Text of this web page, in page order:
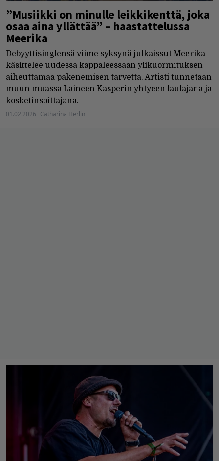
”Musiikki on minulle leikkikenttä, joka
osaa aina yllättää” – haastattelussa
Meerika
Debyyttisinglensä viime syksynä julkaissut Meerika
käsittelee uudessa kappaleessaan ylikuormituksen
aiheuttamaa pakenemisen tarvetta. Artisti tunnetaan
muun muassa Laineen Kasperin yhtyeen laulajana ja
kosketinsoittajana.
01.02.2026 Catharina Herlin